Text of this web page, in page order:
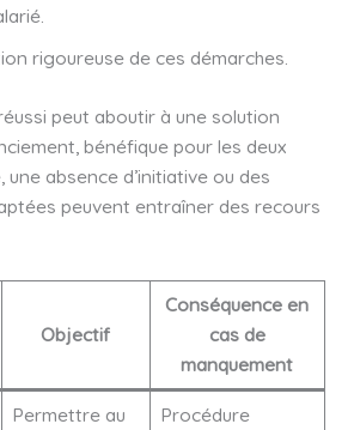
rigoureuse de ces démarches.
peut aboutir à une solution
bénéfique pour les deux
une absence d’initiative ou des
peuvent entraîner des recours
Objectif
Conséquence en
cas de
manquement
Permettre au
Procédure